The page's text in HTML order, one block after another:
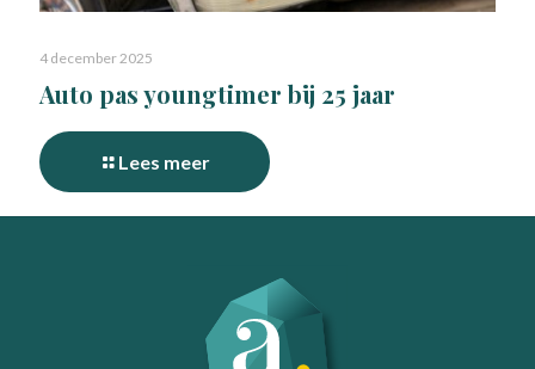
4 december 2025
Auto pas youngtimer bij 25 jaar
Lees meer